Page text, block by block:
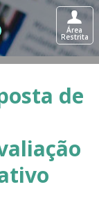
Área
Restrita
de